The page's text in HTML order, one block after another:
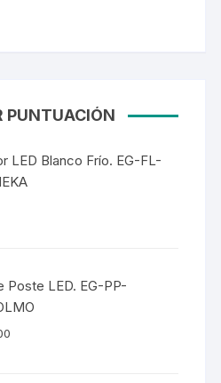
PUNTUACIÓN
LED Blanco Frío. EG-FL-
Poste LED. EG-PP-